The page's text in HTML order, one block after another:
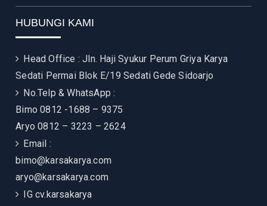
HUBUNGI KAMI
Head Office : Jln. Haji Syukur Perum Griya Karya
Sedati Permai Blok E/19 Sedati Gede Sidoarjo
No.Telp & WhatsApp :
Bimo 0812 -1688 – 9375
Aryo 0812 – 3223 – 2624
Email :
bimo@karsakarya.com
aryo@karsakarya.com
IGcv.karsakarya